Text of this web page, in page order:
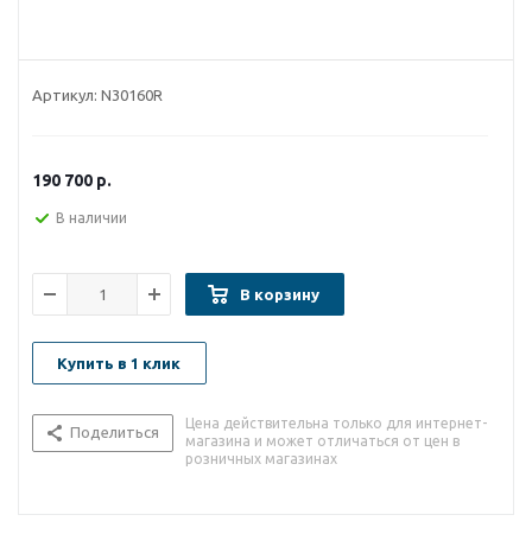
Артикул: N30160R
190 700 р.
В наличии
В корзину
Купить в 1 клик
Поделиться
Цена действительна только для интернет-
магазина и может отличаться от цен в
розничных магазинах